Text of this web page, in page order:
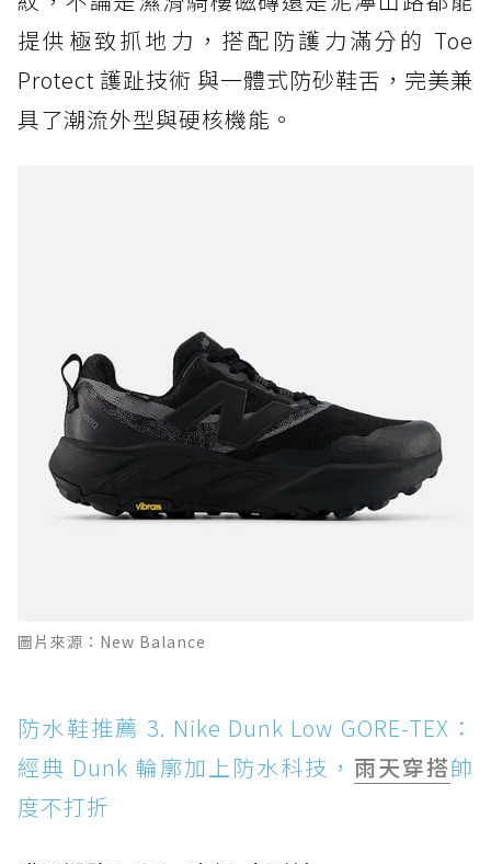
提供極致抓地力，搭配防護力滿分的 Toe
Protect 護趾技術 與一體式防砂鞋舌，完美兼
具了潮流外型與硬核機能。
圖片來源：New Balance
防水鞋推薦 3. Nike Dunk Low GORE-TEX：
經典 Dunk 輪廓加上防水科技， 雨天穿搭帥
度不打折